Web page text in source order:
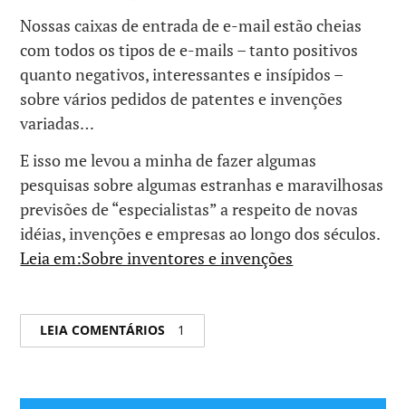
Nossas caixas de entrada de e-mail estão cheias
com todos os tipos de e-mails – tanto positivos
quanto negativos, interessantes e insípidos –
sobre vários pedidos de patentes e invenções
variadas…
E isso me levou a minha de fazer algumas
pesquisas sobre algumas estranhas e maravilhosas
previsões de “especialistas” a respeito de novas
idéias, invenções e empresas ao longo dos séculos.
Leia em:Sobre inventores e invenções
LEIA COMENTÁRIOS 1